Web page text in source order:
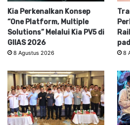
Kia Perkenalkan Konsep
“One Platform, Multiple
Solutions” Melalui Kia PV5 di
GIIAS 2026
8 Agustus 2026 8